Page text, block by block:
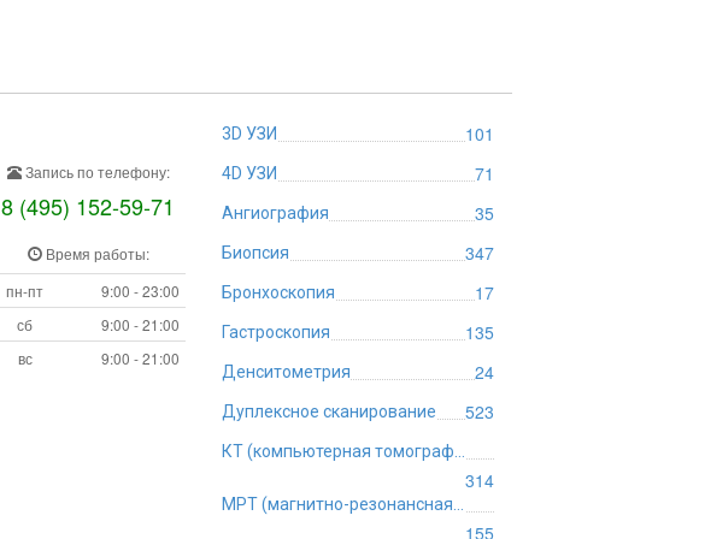
Запись по телефону:
8 (495) 152-59-71
Время работы:
пн-пт
9:00 - 23:00
сб
9:00 - 21:00
вс
9:00 - 21:00
3D УЗИ 101
4D УЗИ 71
Ангиография 35
Биопсия 347
Бронхоскопия 17
Гастроскопия 135
Денситометрия 24
Дуплексное сканирование 523
314
155